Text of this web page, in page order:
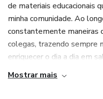
de materiais educacionais
minha comunidade. Ao
constantemente maneiras
colegas, trazendo sempre
enriquecer o dia a dia em
Mostrar mais